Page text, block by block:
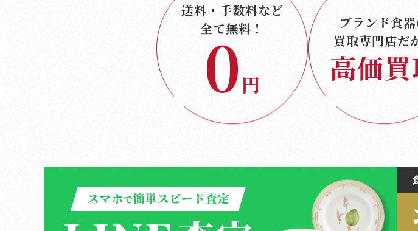
送料・手数料など
全て無料！
0円
ブランド食
買取専門店だ
高価